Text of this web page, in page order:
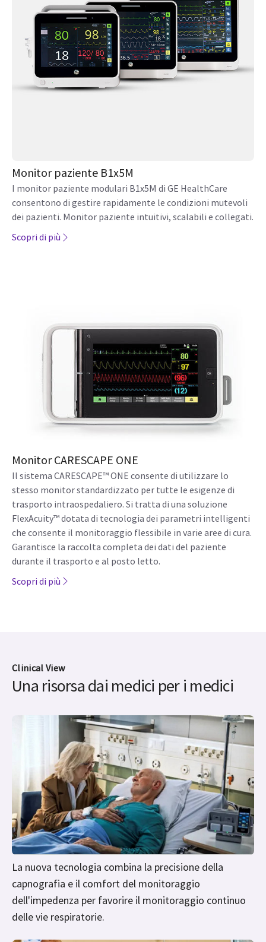
Monitor paziente B1x5M
I monitor paziente modulari B1x5M di GE HealthCare
consentono di gestire rapidamente le condizioni mutevoli
dei pazienti. Monitor paziente intuitivi, scalabili e collegati.
Scopri di più
Monitor CARESCAPE ONE
Il sistema CARESCAPE™ ONE consente di utilizzare lo
stesso monitor standardizzato per tutte le esigenze di
trasporto intraospedaliero. Si tratta di una soluzione
FlexAcuity™ dotata di tecnologia dei parametri intelligenti
che consente il monitoraggio flessibile in varie aree di cura.
Garantisce la raccolta completa dei dati del paziente
durante il trasporto e al posto letto.
Scopri di più
Clinical View
Una risorsa dai medici per i medici
La nuova tecnologia combina la precisione della
capnografia e il comfort del monitoraggio
dell'impedenza per favorire il monitoraggio continuo
delle vie respiratorie.